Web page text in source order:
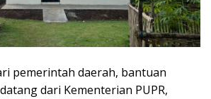
pemerintah daerah, bantuan
dari Kementerian PUPR,